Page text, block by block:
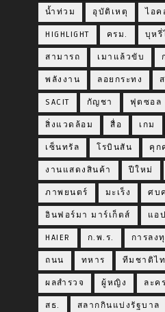
น้ำท่วม อุบัติเหตุ ไอค
HIGHLIGHT ครม. บุหรี่
สามารถ เมาแล้วขับ
พลังงาน ลอยกระทง
SACIT กัญชา ฟุตซอล
สิ่งแวดล้อม สื่อ เกม
เซ็นทรัล โรบินสัน คุก
งานแสดงสินค้า ปีใหม่
ภาพยนตร์ มะเร็ง ศบ
อินฟอร์มา มาร์เก็ตส์ แอ
HAIER ก.พ.ร. การลง
ถนน ทหาร ทีมชาติไ
ผลสำรวจ ผู้หญิง ละคร
สธ. สลากกินแบ่งรัฐบาล